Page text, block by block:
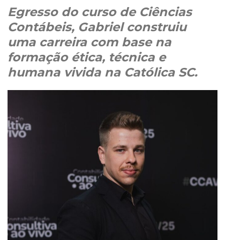
Egresso do curso de Ciências
Contábeis, Gabriel construiu
uma carreira com base na
formação ética, técnica e
humana vivida na Católica SC.